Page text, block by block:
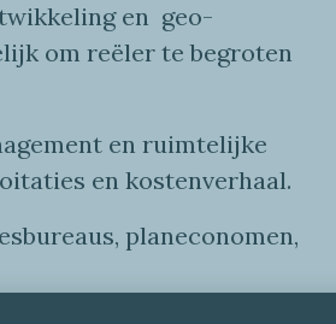
en geo-
om reëler te begroten
en ruimtelijke
en kostenverhaal.
planeconomen,